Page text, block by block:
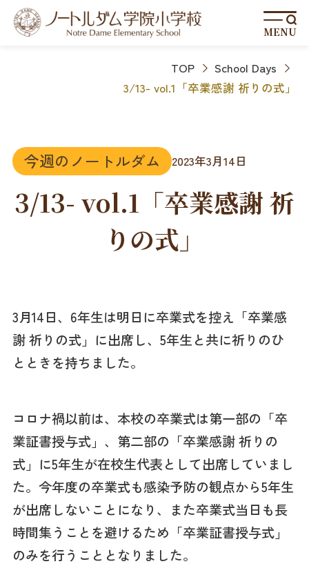
MENU
TOP
School Days
3/13- vol.1「卒業感謝 祈りの式」
今週のノートルダム 2023年3月14日
3/13- vol.1「卒業感謝 祈
りの式」
3月14日、6年生は明日に卒業式を控え「卒業感
謝 祈りの式」に出席し、5年生と共に祈りのひ
とときを持ちました。
コロナ禍以前は、本校の卒業式は第一部の「卒
業証書授与式」、第二部の「卒業感謝 祈りの
式」に5年生が在校生代表として出席していまし
た。今年度の卒業式も感染予防の観点から5年生
が出席しないことになり、また卒業式当日も長
時間集うことを避けるため「卒業証書授与式」
のみを行うこととなりました。